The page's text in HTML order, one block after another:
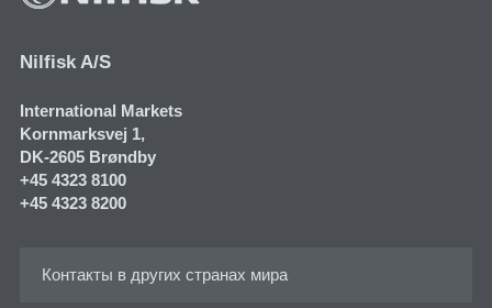
Nilfisk A/S
International Markets
Kornmarksvej 1​,
DK-2605 Brøndby
+45 4323 8100
+45 4323 8200
Контакты в других странах мира